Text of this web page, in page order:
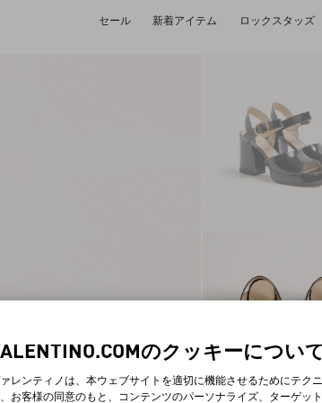
セール 新着アイテム ロックスタッズ
のクッキーについ
レンティノは、本ウェブサイトを適切に機能させるためにテク
お客様の同意のもと、コンテンツのパーソナライズ、ターゲッ